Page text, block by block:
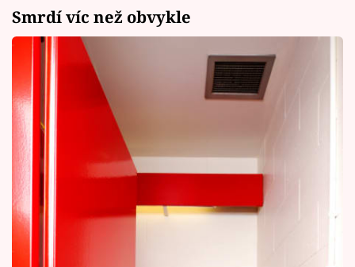
Smrdí víc než obvykle